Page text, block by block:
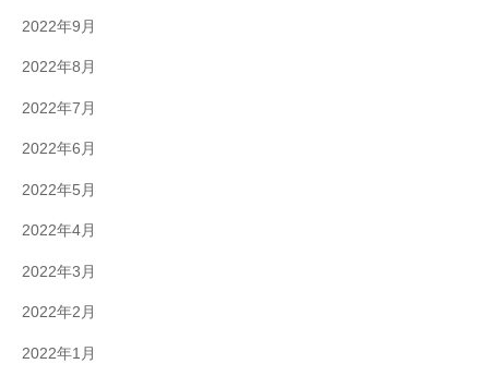
2022年9月
2022年8月
2022年7月
2022年6月
2022年5月
2022年4月
2022年3月
2022年2月
2022年1月